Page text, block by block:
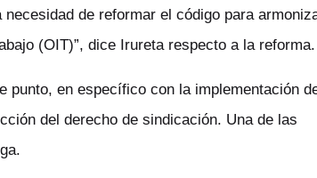
de reformar el código para
(OIT)”, dice Irureta respecto a la reforma.
punto, en específico con la implementación
del derecho de sindicación. Una de las